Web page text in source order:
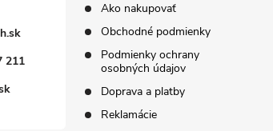
211
Ako nakupovať
Obchodné podmienky
Podmienky ochrany
osobných údajov
Doprava a platby
Reklamácie